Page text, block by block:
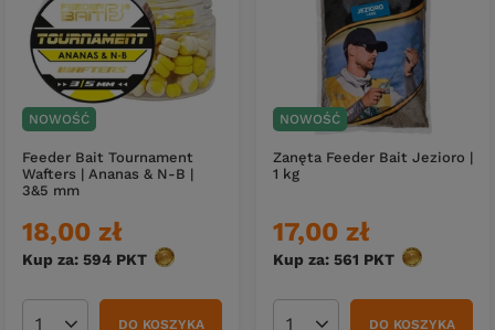
NOWOŚĆ
Feeder Bait Tournament
Wafters | Ananas & N-B |
3&5 mm
18,00 zł
Kup za: 594 PKT punktów
DO KOSZYKA
NOWOŚĆ
Zanęta Feeder Bait Jezioro |
1 kg
17,00 zł
Kup za: 561 PKT punktów
DO KOSZYKA